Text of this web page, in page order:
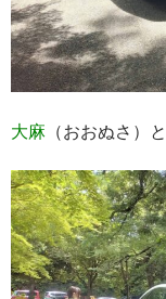
大麻 （おおぬさ）と